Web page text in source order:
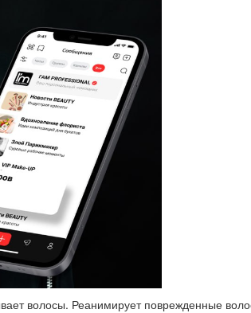
волосы. Реанимирует поврежденные